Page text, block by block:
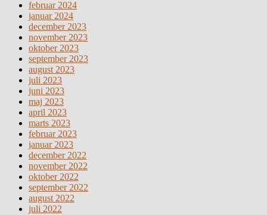
februar 2024
januar 2024
december 2023
november 2023
oktober 2023
september 2023
august 2023
juli 2023
juni 2023
maj 2023
april 2023
marts 2023
februar 2023
januar 2023
december 2022
november 2022
oktober 2022
september 2022
august 2022
juli 2022